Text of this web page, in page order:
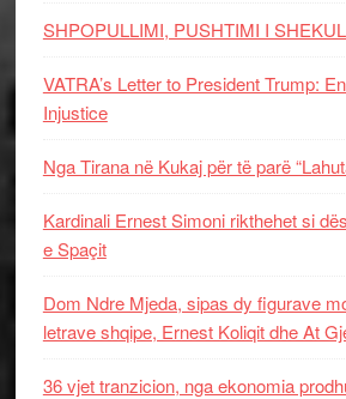
SHPOPULLIMI, PUSHTIMI I
VATRA’s Letter to President Trump:
Injustice
Nga Tirana në Kukaj për të parë
Kardinali Ernest Simoni rikthehet si
e Spaçit
Dom Ndre Mjeda, sipas dy figurave
letrave shqipe, Ernest Koliqit dhe At
36 vjet tranzicion, nga ekonomia